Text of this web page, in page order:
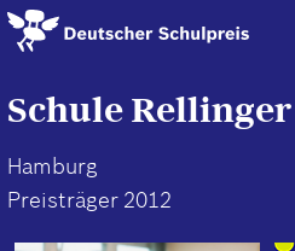
Direkt
zum
Schule
Hamburg
Preisträger 2012